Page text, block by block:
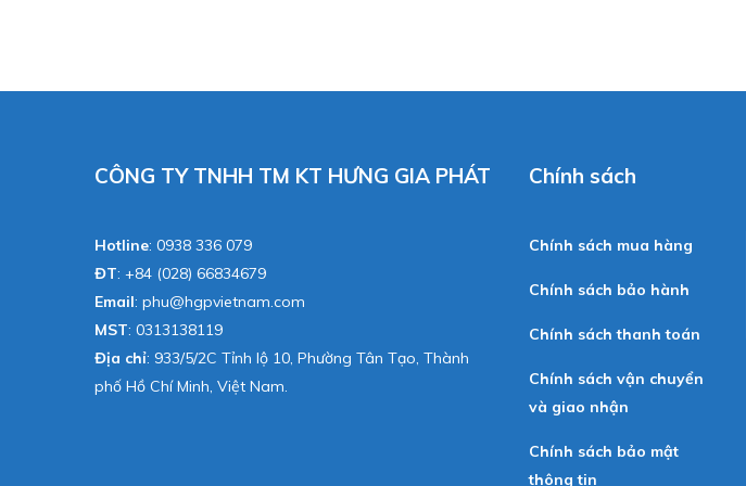
CÔNG TY TNHH TM KT HƯNG GIA PHÁT
Hotline: 0938 336 079
ĐT: +84 (028) 66834679
Email: phu@hgpvietnam.com
MST: 0313138119
Địa chỉ: 933/5/2C Tỉnh lộ 10, Phường Tân Tạo, Thành
phố Hồ Chí Minh, Việt Nam.
Chính sách
Chính sách mua hàng
Chính sách bảo hành
Chính sách thanh toán
Chính sách vận chuyển
và giao nhận
Chính sách bảo mật
thông tin